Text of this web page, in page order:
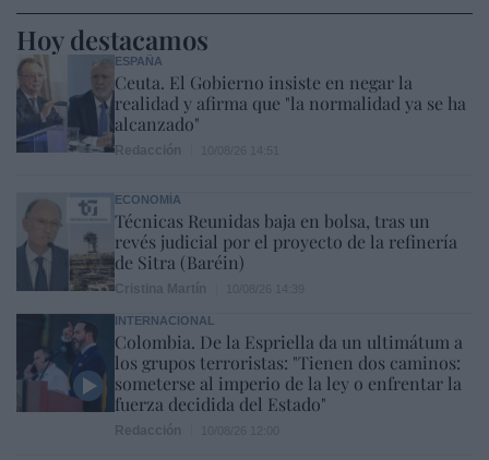
Hoy destacamos
ESPAÑA
Ceuta. El Gobierno insiste en negar la
realidad y afirma que "la normalidad ya se ha
alcanzado"
ECONOMÍA
Técnicas Reunidas baja en bolsa, tras un
revés judicial por el proyecto de la refinería
de Sitra (Baréin)
INTERNACIONAL
Colombia. De la Espriella da un ultimátum a
los grupos terroristas: "Tienen dos caminos:
someterse al imperio de la ley o enfrentar la
fuerza decidida del Estado"